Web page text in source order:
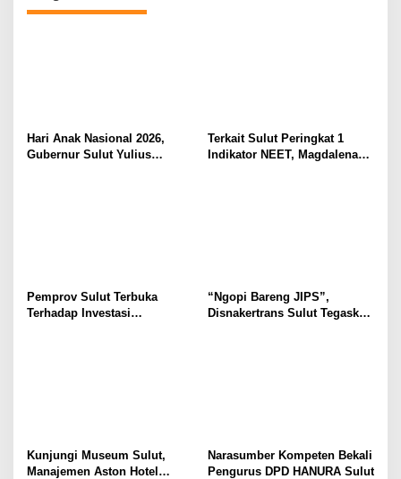
Hari Anak Nasional 2026,
Gubernur Sulut Yulius
Terkait Sulut Peringkat 1
Indikator NEET, Magdalena
Pemprov Sulut Terbuka
Terhadap Investasi
“Ngopi Bareng JIPS”,
Disnakertrans Sulut Tegaskan
Kunjungi Museum Sulut,
Manajemen Aston Hotel
Narasumber Kompeten Bekali
Pengurus DPD HANURA Sulut